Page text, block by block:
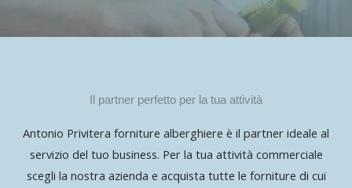
Il partner perfetto per la tua attività
Antonio Privitera forniture alberghiere è il partner ideale al
servizio del tuo business. Per la tua attività commerciale
scegli la nostra azienda e acquista tutte le forniture di cui